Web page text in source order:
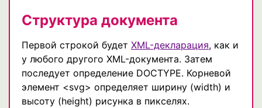
Структура документа
Первой строкой будет XML-декларация, как и
у любого другого XML-документа. Затем
последует определение DOCTYPE. Корневой
элемент <svg> определяет ширину (width) и
высоту (height) рисунка в пикселях.